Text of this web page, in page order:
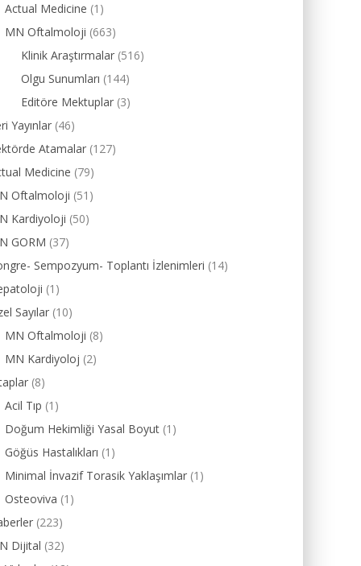
Actual Medicine (1)
MN Oftalmoloji (663)
Klinik Araştırmalar (516)
Olgu Sunumları (144)
Editöre Mektuplar (3)
Yayınlar (46)
Atamalar (127)
Medicine (79)
Oftalmoloji (51)
Kardiyoloji (50)
GORM (37)
Sempozyum- Toplantı İzlenimleri (14)
(1)
Sayılar (10)
MN Oftalmoloji (8)
MN Kardiyoloj (2)
(8)
Acil Tıp (1)
Doğum Hekimliği Yasal Boyut (1)
Göğüs Hastalıkları (1)
Minimal İnvazif Torasik Yaklaşımlar (1)
Osteoviva (1)
(223)
Dijital (32)